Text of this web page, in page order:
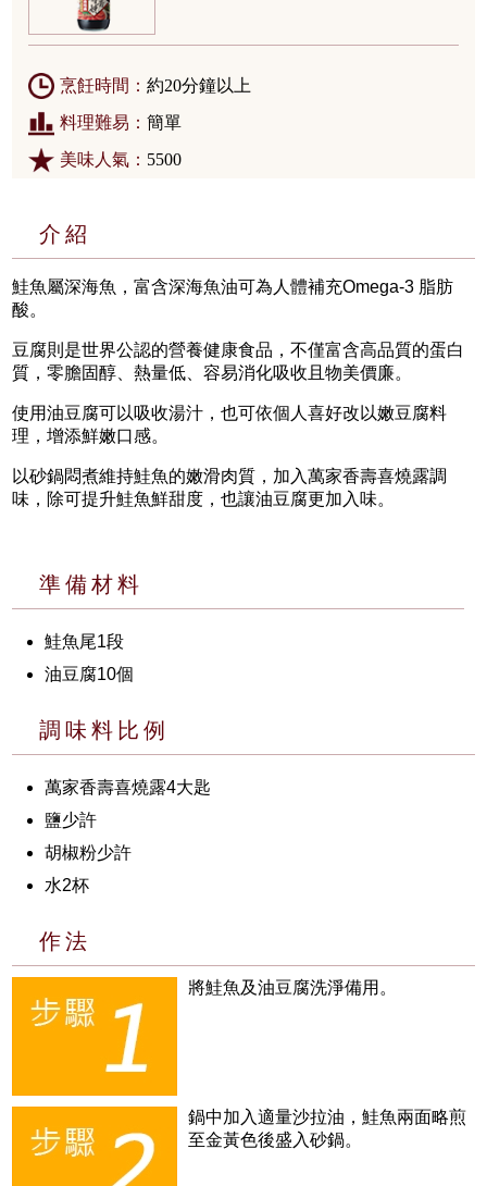
烹飪時間：約20分鐘以上
料理難易：簡單
美味人氣： 5500
介紹
鮭魚屬深海魚，富含深海魚油可為人體補充Omega-3 脂肪
酸。
豆腐則是世界公認的營養健康食品，不僅富含高品質的蛋白
質，零膽固醇、熱量低、容易消化吸收且物美價廉。
使用油豆腐可以吸收湯汁，也可依個人喜好改以嫩豆腐料
理，增添鮮嫩口感。
以砂鍋悶煮維持鮭魚的嫩滑肉質，加入萬家香壽喜燒露調
味，除可提升鮭魚鮮甜度，也讓油豆腐更加入味。
準備材料
鮭魚尾1段
油豆腐10個
調味料比例
萬家香壽喜燒露4大匙
鹽少許
胡椒粉少許
水2杯
作法
將鮭魚及油豆腐洗淨備用。
鍋中加入適量沙拉油，鮭魚兩面略煎
至金黃色後盛入砂鍋。